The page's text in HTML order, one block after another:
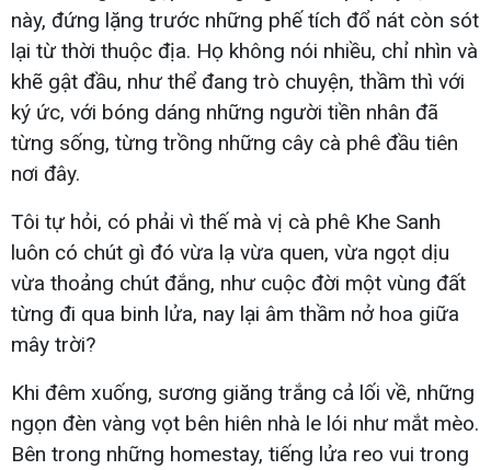
này, đứng lặng trước những phế tích đổ nát còn sót
lại từ thời thuộc địa. Họ không nói nhiều, chỉ nhìn và
khẽ gật đầu, như thể đang trò chuyện, thầm thì với
ký ức, với bóng dáng những người tiền nhân đã
từng sống, từng trồng những cây cà phê đầu tiên
nơi đây.
Tôi tự hỏi, có phải vì thế mà vị cà phê Khe Sanh
luôn có chút gì đó vừa lạ vừa quen, vừa ngọt dịu
vừa thoảng chút đắng, như cuộc đời một vùng đất
từng đi qua binh lửa, nay lại âm thầm nở hoa giữa
mây trời?
Khi đêm xuống, sương giăng trắng cả lối về, những
ngọn đèn vàng vọt bên hiên nhà le lói như mắt mèo.
Bên trong những homestay, tiếng lửa reo vui trong